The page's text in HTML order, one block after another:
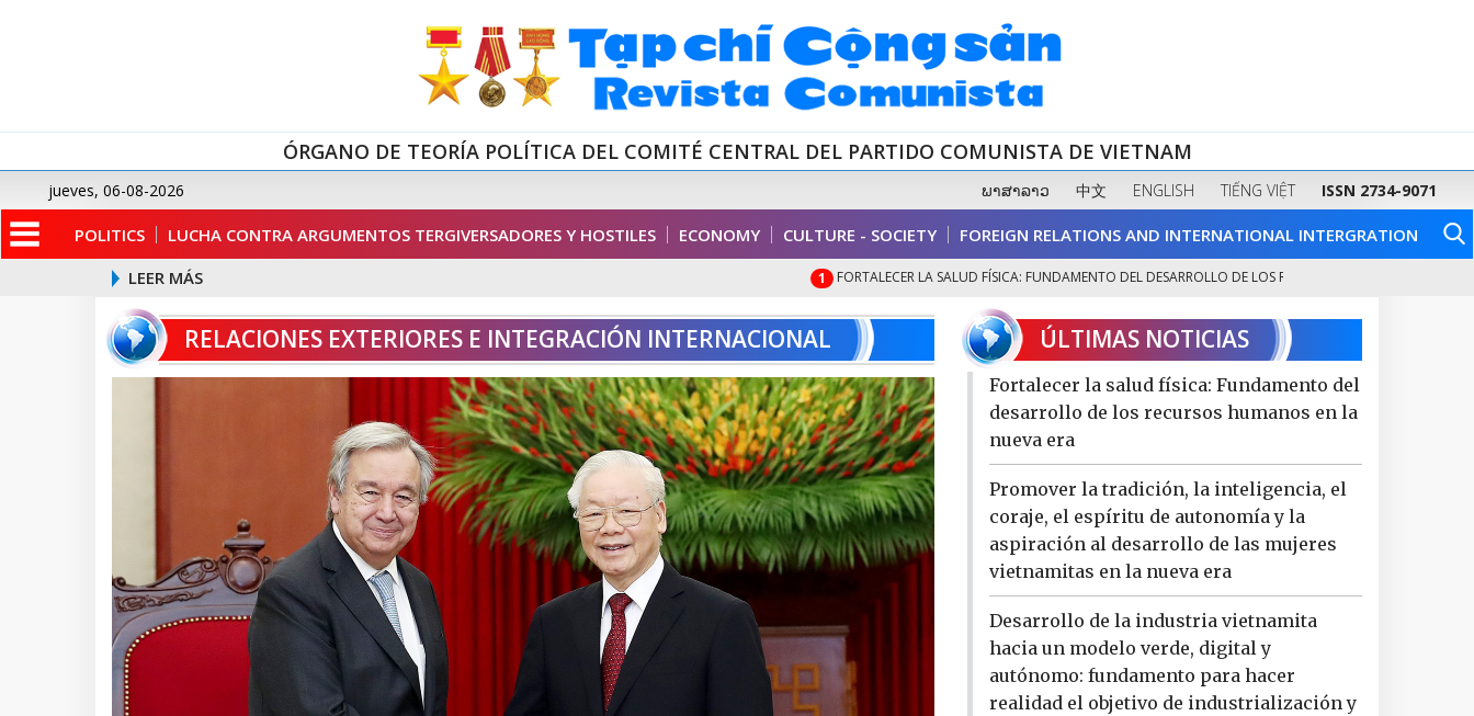
ÓRGANO DE TEORÍA POLÍTICA DEL COMITÉ CENTRAL DEL PARTIDO COMUNISTA DE VIETNAM
jueves, 06-08-2026 ພາສາລາວ 中文 ENGLISH TIẾNG VIỆT ISSN 2734-9071
POLITICS LUCHA CONTRA ARGUMENTOS TERGIVERSADORES Y HOSTILES ECONOMY CULTURE - SOCIETY
FOREIGN RELATIONS AND INTERNATIONAL INTERGRATION
LEER MÁS
FORTALECER LA SALUD FÍSICA: FUNDAMENTO DEL DESARROLLO DE LOS RECURSOS HUMANOS...
RELACIONES EXTERIORES E INTEGRACIÓN INTERNACIONAL ÚLTIMAS NOTICIAS
Fortalecer la salud física: Fundamento del
desarrollo de los recursos humanos en la
nueva era
Promover la tradición, la inteligencia, el
coraje, el espíritu de autonomía y la
aspiración al desarrollo de las mujeres
vietnamitas en la nueva era
Desarrollo de la industria vietnamita
hacia un modelo verde, digital y
autónomo: fundamento para hacer
realidad el objetivo de industrialización y